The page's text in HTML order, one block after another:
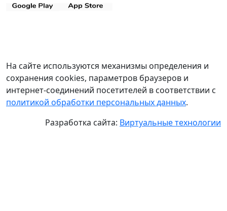
На сайте используются механизмы определения и
сохранения cookies, параметров браузеров и
интернет-соединений посетителей в соответствии с
политикой обработки персональных данных.
Разработка сайта: Виртуальные технологии